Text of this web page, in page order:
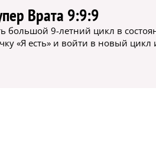
Врата 9:9:9
9-летний цикл в
«Я есть» и войти в новый цикл